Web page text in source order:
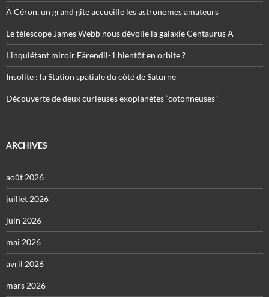
À Céron, un grand gîte accueille les astronomes amateurs
Le télescope James Webb nous dévoile la galaxie Centaurus A
L’inquiétant miroir Eärendil-1 bientôt en orbite ?
Insolite : la Station spatiale du côté de Saturne
Découverte de deux curieuses exoplanètes “cotonneuses”
ARCHIVES
août 2026
juillet 2026
juin 2026
mai 2026
avril 2026
mars 2026